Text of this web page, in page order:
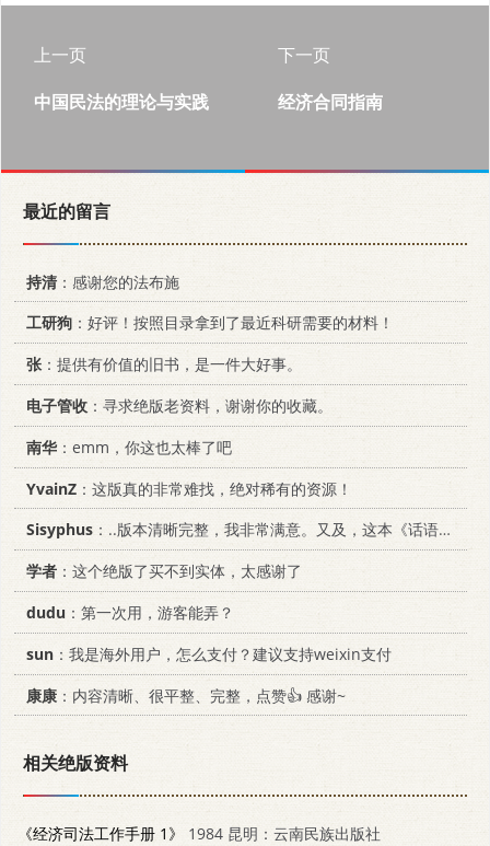
上一页
中国民法的理论与实践
下一页
经济合同指南
最近的留言
持清 ：感谢您的法布施
工研狗 ：好评！按照目录拿到了最近科研需要的材料！
张：提供有价值的旧书，是一件大好事。
电子管收 ：寻求绝版老资料，谢谢你的收藏。
南华 ：emm，你这也太棒了吧
YvainZ ：这版真的非常难找，绝对稀有的资源！
Sisyphus ：..版本清晰完整，我非常满意。又及，这本《话语的真相》...
学者 ：这个绝版了买不到实体，太感谢了
dudu ：第一次用，游客能弄？
sun ：我是海外用户，怎么支付？建议支持weixin支付
康康 ：内容清晰、很平整、完整，点赞👍 感谢~
相关绝版资料
《经济司法工作手册 1》
1984 昆明：云南民族出版社